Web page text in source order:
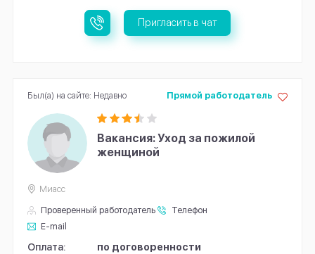
Пригласить в чат
Вакансия: Уход за пожилой
женщиной
Проверенный работодатель
Телефон
E-mail
Прямой работодатель
Миасс
Оплата: по договоренности
Был(а) на сайте: Недавно